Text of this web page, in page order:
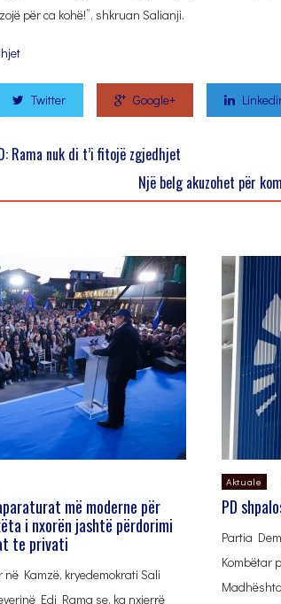
për ca kohë!”, shkruan Salianji.
Twitter Google+
Rama nuk di t’i fitojë zgjedhjet
Një belg akuzohet për
më moderne për
i nxorën jashtë përdorimi
te privati
Kamzë, kryedemokrati Sali
Edi Rama se, ka nxjerrë
Aktuale
PD
Partia
Kombëtar